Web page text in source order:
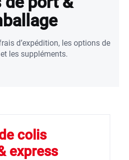
d’expédition, les options de
les suppléments.
colis
express